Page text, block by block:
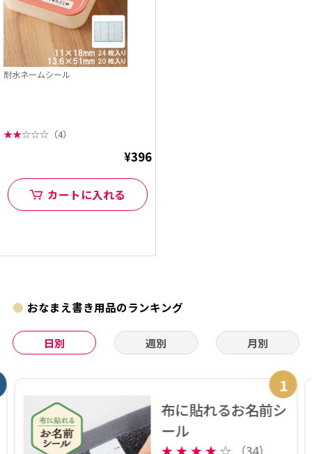
耐水ネームシール
★★☆☆☆ （4）
¥396
カートに入れる
おなまえ書き用品のランキング
日別 週別 月別
1
布に貼れるお名前シ
ール
★ ★ ★ ★ ☆ （34）